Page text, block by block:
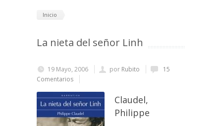
Inicio
La nieta del señor Linh
19 Mayo, 2006 por Rubito
15
Comentarios
Claudel,
Philippe